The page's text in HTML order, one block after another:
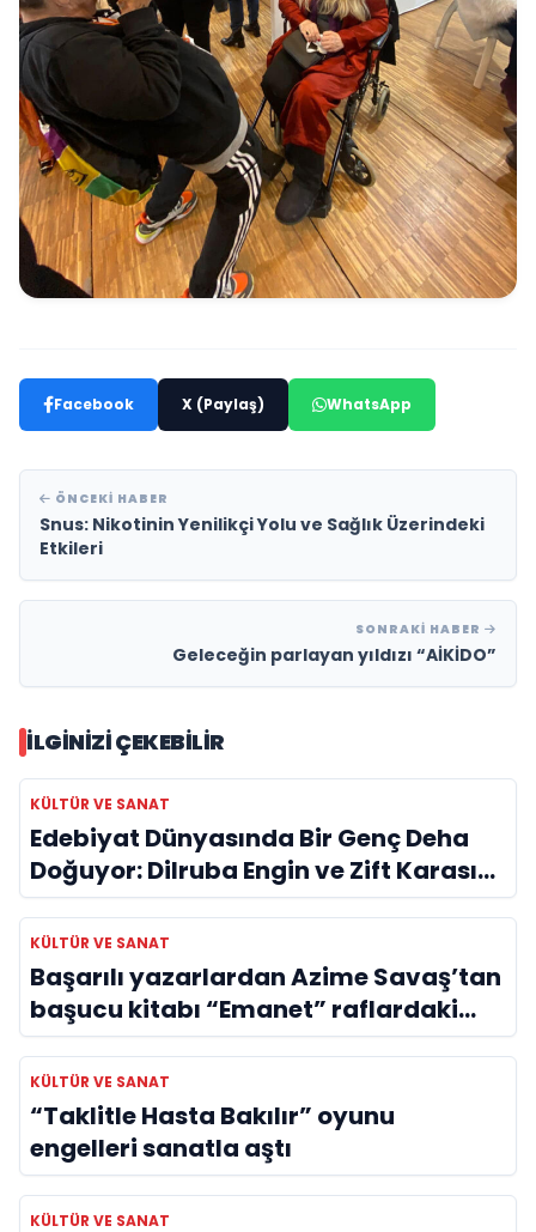
Facebook X (Paylaş) WhatsApp
ÖNCEKI HABER
Snus: Nikotinin Yenilikçi Yolu ve Sağlık Üzerindeki
Etkileri
SONRAKI HABER
Geleceğin parlayan yıldızı “AİKİDO”
İLGINIZI ÇEKEBILIR
KÜLTÜR VE SANAT
Edebiyat Dünyasında Bir Genç Deha
Doğuyor: Dilruba Engin ve Zift Karası
Evreni ‘AVENOİR’
KÜLTÜR VE SANAT
Başarılı yazarlardan Azime Savaş’tan
başucu kitabı “Emanet” raflardaki
yerini aldı
KÜLTÜR VE SANAT
“Taklitle Hasta Bakılır” oyunu
engelleri sanatla aştı
KÜLTÜR VE SANAT